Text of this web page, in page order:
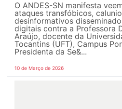
O ANDES-SN manifesta
ataques transfóbicos,
desinformativos
digitais contra a Professora
Araújo, docente da
Tocantins (UFT), Campus
Presidenta da Se&...
10 de Março de 2026